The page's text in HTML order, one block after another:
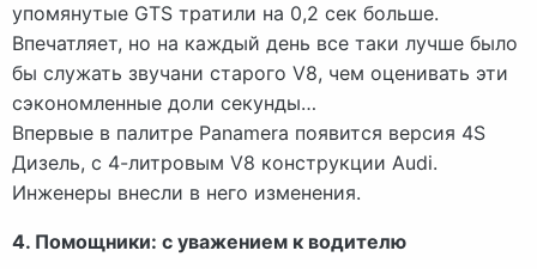
упомянутые GTS тратили на 0,2 сек больше.
Впечатляет, но на каждый день все таки лучше было
бы служать звучани старого V8, чем оценивать эти
сэкономленные доли секунды…
Впервые в палитре Panamera появится версия 4S
Дизель, с 4-литровым V8 конструкции Audi.
Инженеры внесли в него изменения.
4. Помощники: с уважением к водителю